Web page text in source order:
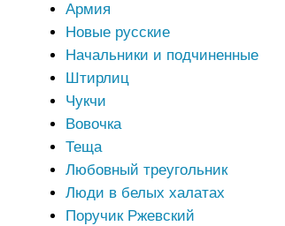
Армия
Новые русские
Начальники и подчиненные
Штирлиц
Чукчи
Вовочка
Теща
Любовный треугольник
Люди в белых халатах
Поручик Ржевский